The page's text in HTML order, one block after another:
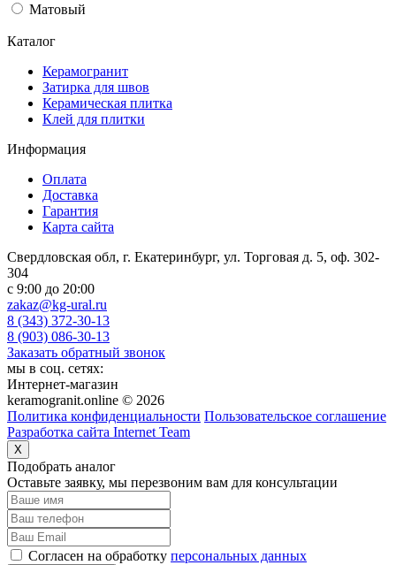
Матовый
Каталог
Керамогранит
Затирка для швов
Керамическая плитка
Клей для плитки
Информация
Оплата
Доставка
Гарантия
Карта сайта
Свердловская обл, г. Екатеринбург, ул. Торговая д. 5, оф. 302-
304
c 9:00 до 20:00
zakaz@kg-ural.ru
8 (343) 372-30-13
8 (903) 086-30-13
Заказать обратный звонок
мы в соц. сетях:
Интернет-магазин
keramogranit.online © 2026
Политика конфиденциальности Пользовательское соглашение
Разработка сайта Internet Team
X
Подобрать аналог
Оставьте заявку, мы перезвоним вам для консультации
Согласен на обработку персональных данных